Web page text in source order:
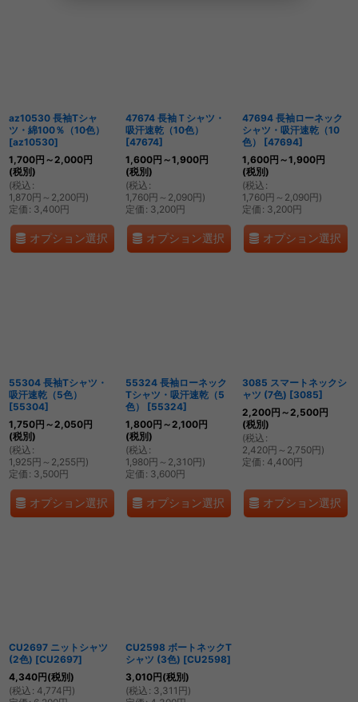
az10530 長袖Tシャ
ツ・綿100％（10色）
[az10530]
1,700円 ～2,000円
(税別)
(税込 :
1,870円 ～2,200円)
定価 : 3,400円
オプション選択
47674 長袖Ｔシャツ・
吸汗速乾（10色）
[47674]
1,600円 ～1,900円
(税別)
(税込 :
1,760円 ～2,090円)
定価 : 3,200円
オプション選択
47694 長袖ローネック
シャツ・吸汗速乾（10
色）
[47694]
1,600円 ～1,900円
(税別)
(税込 :
1,760円 ～2,090円)
定価 : 3,200円
オプション選択
55304 長袖Tシャツ・
吸汗速乾（5色）
[55304]
1,750円 ～2,050円
(税別)
(税込 :
1,925円 ～2,255円)
定価 : 3,500円
オプション選択
55324 長袖ローネック
Tシャツ・吸汗速乾（5
色）
[55324]
1,800円 ～2,100円
(税別)
(税込 :
1,980円 ～2,310円)
定価 : 3,600円
オプション選択
3085 スマートネックシ
ャツ (7色) [3085]
2,200円 ～2,500円
(税別)
(税込 :
2,420円 ～2,750円)
定価 : 4,400円
オプション選択
CU2697 ニットシャツ
(2色) [CU2697]
4,340円(税別)
(税込 : 4,774円)
CU2598 ボートネックT
シャツ (3色) [CU2598]
3,010円(税別)
(税込 : 3,311 円)